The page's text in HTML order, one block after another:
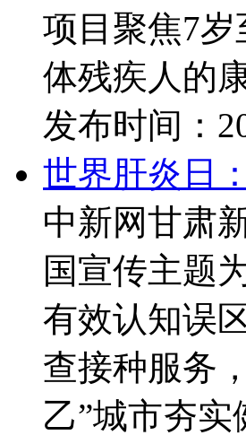
项目聚焦7
体残疾人的
发布时间：
世界肝炎日
中新网甘肃
国宣传主题
有效认知误
查接种服务
乙”城市夯